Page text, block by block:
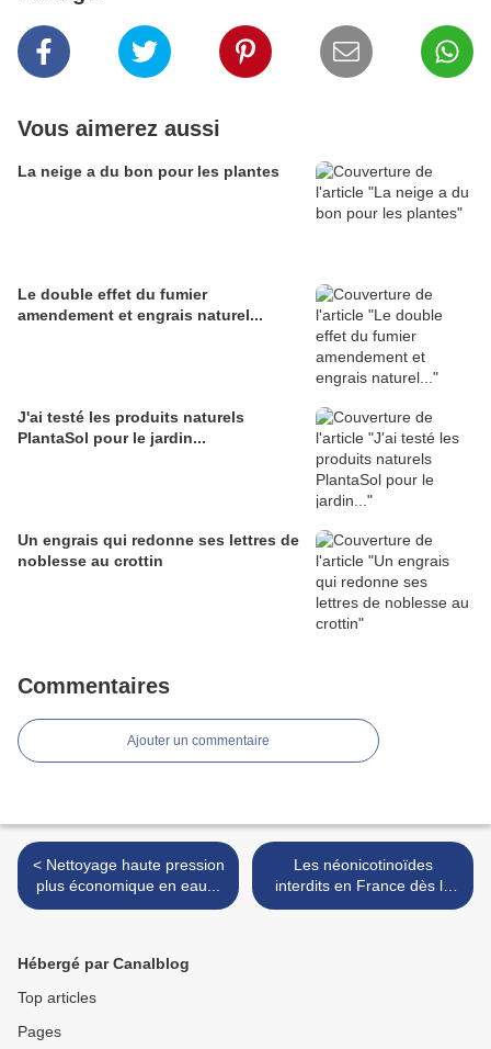
Vous aimerez aussi
La neige a du bon pour les plantes
Le double effet du fumier
amendement et engrais naturel...
J'ai testé les produits naturels
PlantaSol pour le jardin...
Un engrais qui redonne ses lettres de
noblesse au crottin
Commentaires
Ajouter un commentaire
< Nettoyage haute pression
plus économique en eau...
Les néonicotinoïdes
interdits en France dès le
1er septembre 2018 >
Hébergé par Canalblog
Top articles
Pages